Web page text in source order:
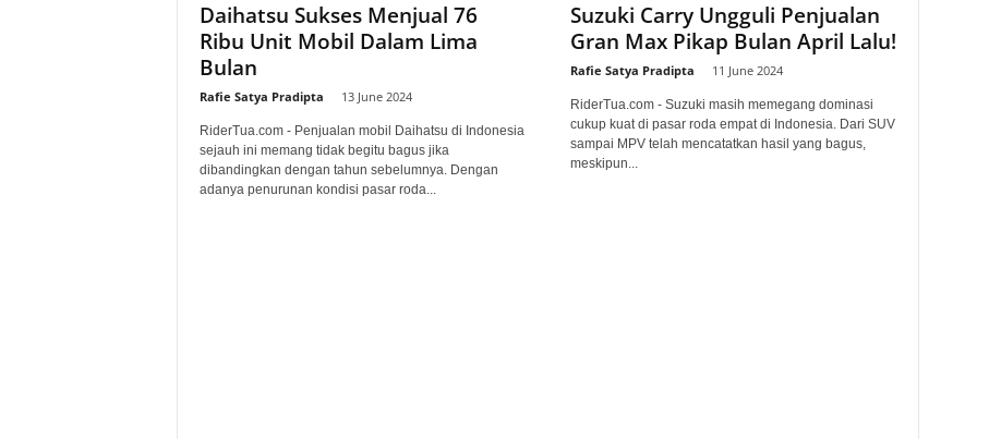
Daihatsu Sukses Menjual 76
Ribu Unit Mobil Dalam Lima
Bulan
Rafie Satya Pradipta 13 June 2024
RiderTua.com - Penjualan mobil Daihatsu di Indonesia
sejauh ini memang tidak begitu bagus jika
dibandingkan dengan tahun sebelumnya. Dengan
adanya penurunan kondisi pasar roda...
Suzuki Carry Ungguli Penjualan
Gran Max Pikap Bulan April Lalu!
Rafie Satya Pradipta 11 June 2024
RiderTua.com - Suzuki masih memegang dominasi
cukup kuat di pasar roda empat di Indonesia. Dari SUV
sampai MPV telah mencatatkan hasil yang bagus,
meskipun...